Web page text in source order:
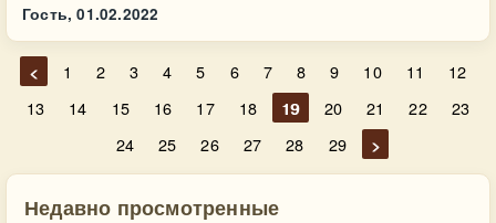
Гость, 01.02.2022
< 1 2 3 4 5 6 7 8 9 10 11
12
13
14 15 16 17 18 19 20 21 22
23
24
25 26 27 28 29 >
Недавно просмотренные